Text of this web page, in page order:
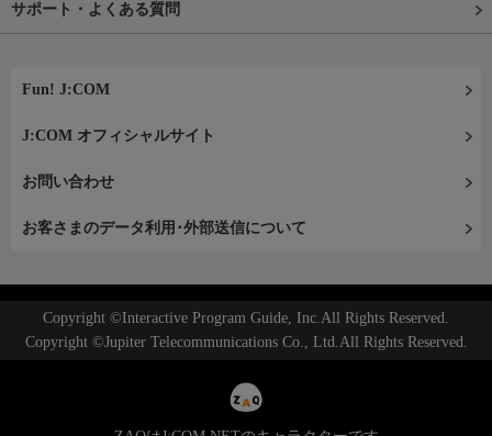
サポート・よくある質問
Fun! J:COM
J:COM オフィシャルサイト
お問い合わせ
お客さまのデータ利用･外部送信について
Copyright ©Interactive Program Guide, Inc.All Rights Reserved.
Copyright ©Jupiter Telecommunications Co., Ltd.All Rights Reserved.